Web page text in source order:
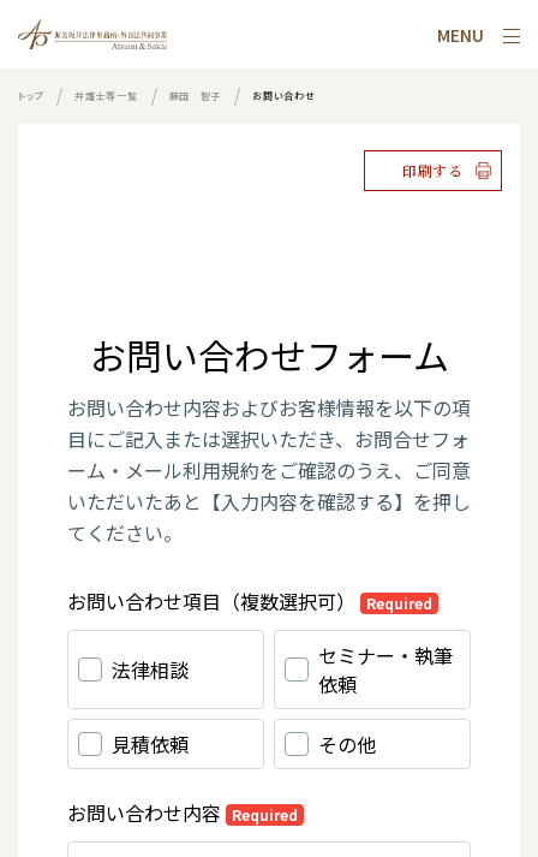
MENU
トップ 弁護士等一覧 藤田 智子 お問い合わせ
印刷する